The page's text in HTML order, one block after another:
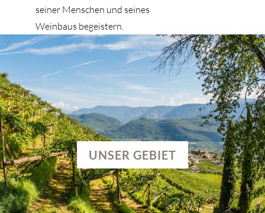
seiner Menschen und seines
Weinbaus begeistern.
UNSER GEBIET